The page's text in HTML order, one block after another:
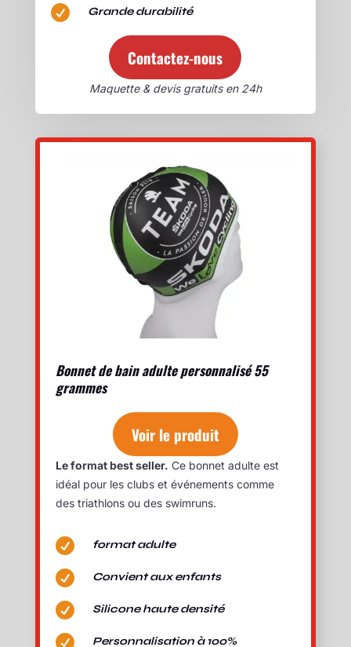
 Grande durabilité
Contactez-nous
Maquette & devis gratuits en 24h
Bonnet de bain adulte personnalisé 55
grammes
Voir le produit
Le format best seller. Ce bonnet adulte est
idéal pour les clubs et événements comme
des triathlons ou des swimruns.
 format adulte
 Convient aux enfants
 Silicone haute densité
 Personnalisation à 100%